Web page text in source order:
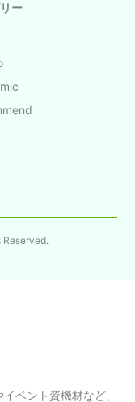
ー
ベント資機材など、